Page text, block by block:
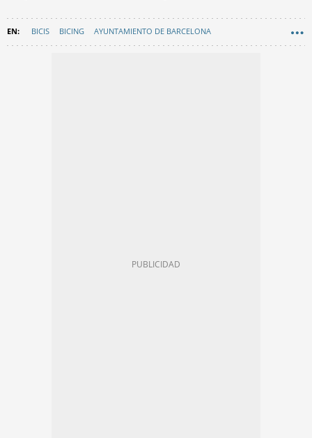
BICIS BICING AYUNTAMIENTO DE BARCELONA